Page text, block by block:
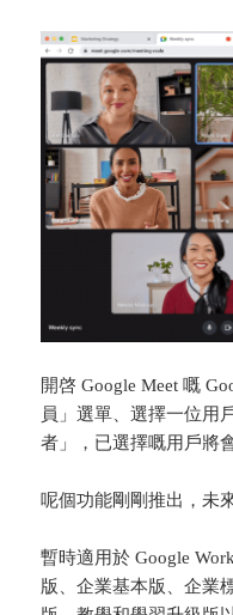
開啓 Google Meet 嘅
員」選單、選擇一位用
者」，已選擇嘅用戶將
呢個功能剛剛推出，未
暫時適用於 Google
版、企業基本版、企業